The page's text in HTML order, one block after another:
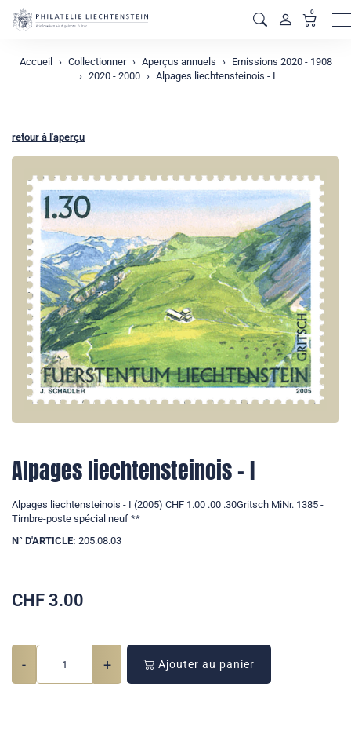
0
Accueil Collectionner Aperçus annuels
Emissions 2020 - 1908
2020 - 2000
Alpages liechtensteinois - I
retour à l'aperçu
Alpages liechtensteinois - I
Alpages liechtensteinois - I (2005) CHF 1.00 .00 .30Gritsch MiNr. 1385 -
Timbre-poste spécial neuf **
N° D'ARTICLE: 205.08.03
CHF 3.00
- + Ajouter au panier